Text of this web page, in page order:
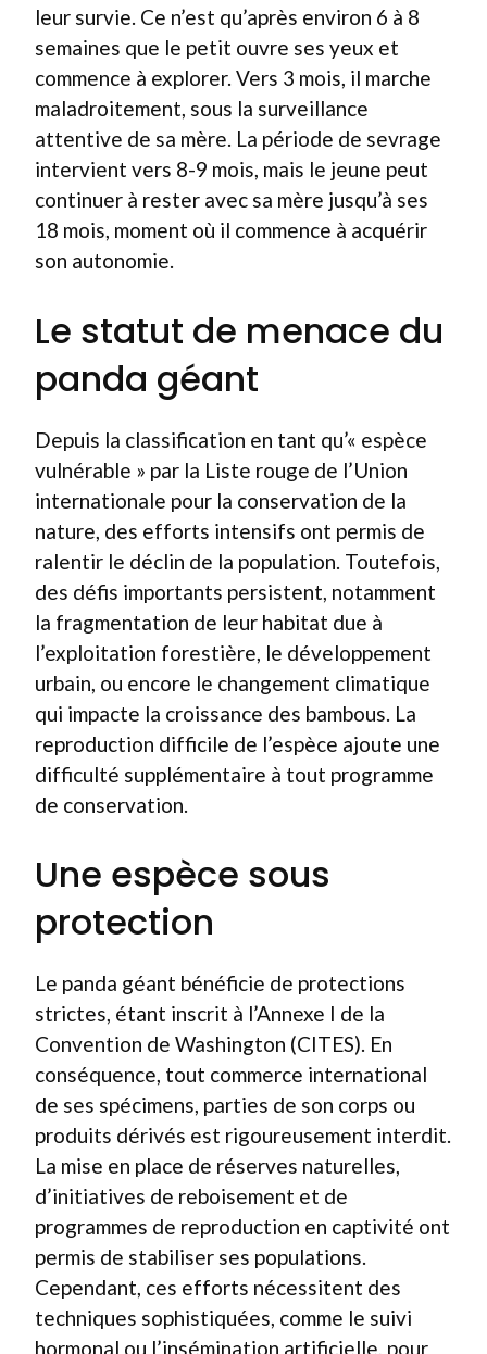
leur survie. Ce n’est qu’après environ 6 à 8
semaines que le petit ouvre ses yeux et
commence à explorer. Vers 3 mois, il marche
maladroitement, sous la surveillance
attentive de sa mère. La période de sevrage
intervient vers 8-9 mois, mais le jeune peut
continuer à rester avec sa mère jusqu’à ses
18 mois, moment où il commence à acquérir
son autonomie.
Le statut de menace du
panda géant
Depuis la classification en tant qu’« espèce
vulnérable » par la Liste rouge de l’Union
internationale pour la conservation de la
nature, des efforts intensifs ont permis de
ralentir le déclin de la population. Toutefois,
des défis importants persistent, notamment
la fragmentation de leur habitat due à
l’exploitation forestière, le développement
urbain, ou encore le changement climatique
qui impacte la croissance des bambous. La
reproduction difficile de l’espèce ajoute une
difficulté supplémentaire à tout programme
de conservation.
Une espèce sous
protection
Le panda géant bénéficie de protections
strictes, étant inscrit à l’Annexe I de la
Convention de Washington (CITES). En
conséquence, tout commerce international
de ses spécimens, parties de son corps ou
produits dérivés est rigoureusement interdit.
La mise en place de réserves naturelles,
d’initiatives de reboisement et de
programmes de reproduction en captivité ont
permis de stabiliser ses populations.
Cependant, ces efforts nécessitent des
techniques sophistiquées, comme le suivi
hormonal ou l’insémination artificielle, pour